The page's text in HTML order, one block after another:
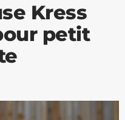
Kress
petit